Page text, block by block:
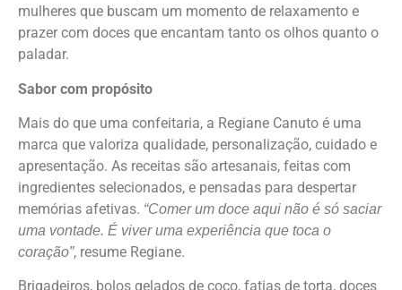
mulheres que buscam um momento de relaxamento e
prazer com doces que encantam tanto os olhos quanto o
paladar.
Sabor com propósito
Mais do que uma confeitaria, a Regiane Canuto é uma
marca que valoriza qualidade, personalização, cuidado e
apresentação. As receitas são artesanais, feitas com
ingredientes selecionados, e pensadas para despertar
memórias afetivas. “Comer um doce aqui não é só saciar
uma vontade. É viver uma experiência que toca o
coração”, resume Regiane.
Brigadeiros, bolos gelados de coco, fatias de torta, doces